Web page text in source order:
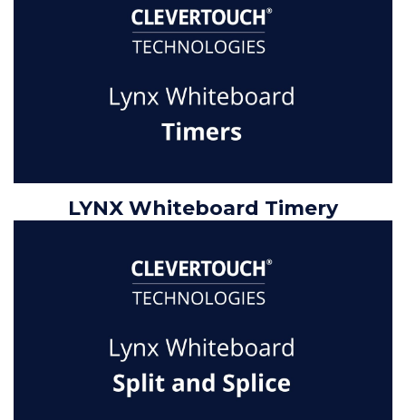
LYNX Whiteboard Timery